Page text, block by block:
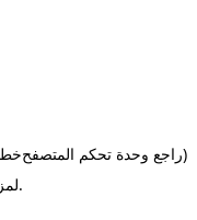
(راجع وحدة تحكم المتصفح
.